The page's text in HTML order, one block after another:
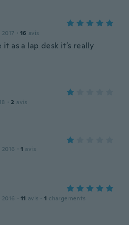
· 16 avis
as a lap desk it’s really
· 2 avis
· 1 avis
· 11 avis · 1 chargements